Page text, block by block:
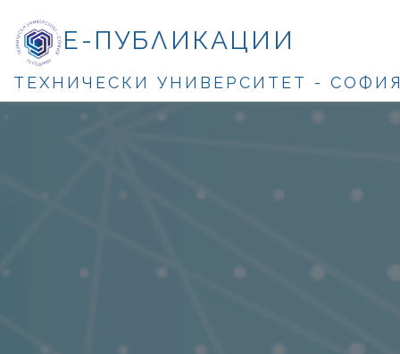
Е-ПУБЛИКАЦИИ
ТЕХНИЧЕСКИ УНИВЕРСИТЕТ -